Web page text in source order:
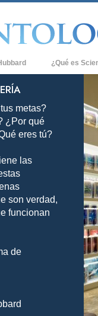
¿Qué es
Credos y
Qué dicen los
Scientology
Conoce a un
Dentro de una
Los Principios
Una
Amor y Odio:
metas?
¿Por qué
eres tú?
las
son verdad,
funcionan
de